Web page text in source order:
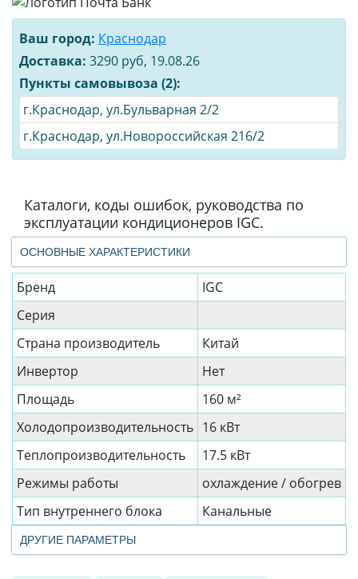
ОСНОВНЫЕ ХАРАКТЕРИСТИКИ
Бренд
IGC
Серия
Страна производитель
Китай
Инвертор
Нет
Площадь
160 м²
Холодопроизводительность 16 кВт
Теплопроизводительность
17.5 кВт
Режимы работы
охлаждение / обогрев
Тип внутреннего блока
Канальные
ДРУГИЕ ПАРАМЕТРЫ
Ваш город: Краснодар
Доставка: 3290 руб, 19.08.26
Пункты самовывоза (2):
г.Краснодар, ул.Бульварная 2/2
г.Краснодар, ул.Новороссийская 216/2
Каталоги, коды ошибок, руководства по
эксплуатации кондиционеров IGC.